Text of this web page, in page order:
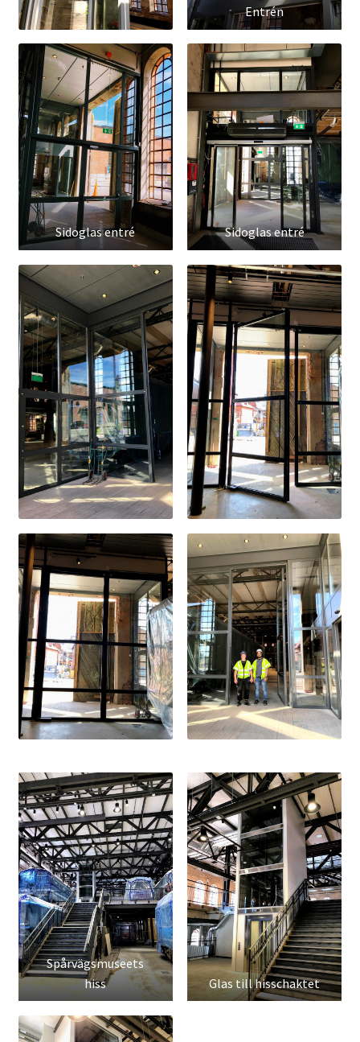
Entrén
Sidoglas entré Sidoglas entré
Spårvägsmuseets
hiss
Glas till hisschaktet